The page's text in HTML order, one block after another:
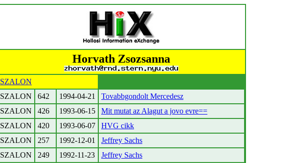
Horvath Zsozsanna
SZALON
SZALON
642 1994-04-21
Tovabbgondolt Mercedesz
SZALON
426 1993-06-15
Mit mutat az Alagut a jovo evre==
SZALON
420 1993-06-07
HVG cikk
SZALON
257 1992-12-01
Jeffrey Sachs
SZALON
249 1992-11-23
Jeffrey Sachs